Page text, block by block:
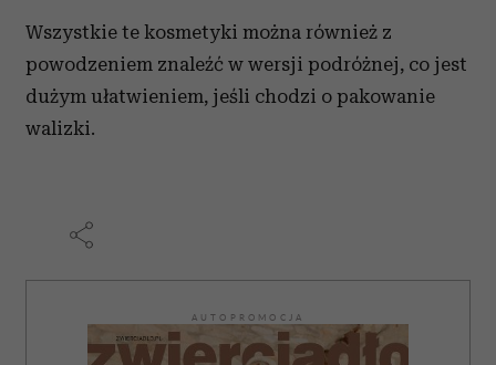
Wszystkie te kosmetyki można również z
powodzeniem znaleźć w wersji podróżnej, co jest
dużym ułatwieniem, jeśli chodzi o pakowanie
walizki.
AUTOPROMOCJA